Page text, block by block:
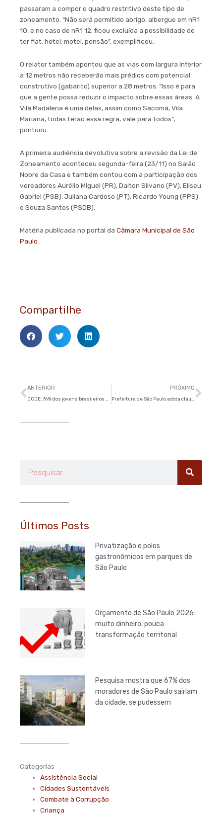
passaram a compor o quadro restritivo deste tipo de
zoneamento. “Não será permitido abrigo, albergue em nR1
10, e no caso de nR1 12, ficou excluída a possibilidade de
ter flat, hotel, motel, pensão”, exemplificou.
O relator também apontou que as vias com largura inferior
a 12 metros não receberão mais prédios com potencial
construtivo (gabarito) superior a 28 metros. “Isso é para
que a gente possa reduzir o impacto sobre essas áreas. A
Vila Madalena é uma delas, assim como Sacomã, Vila
Mariana, todas terão essa regra, vale para todos”,
pontuou.
A primeira audiência devolutiva sobre a revisão da Lei de
Zoneamento aconteceu segunda-feira (23/11) no Salão
Nobre da Casa e também contou com a participação dos
vereadores Aurélio Miguel (PR), Dalton Silvano (PV), Eliseu
Gabriel (PSB), Juliana Cardoso (PT), Ricardo Young (PPS)
e Souza Santos (PSDB).
Matéria publicada no portal da Câmara Municipal de São
Paulo
Compartilhe
Anterior
ANTERIOR PRÓXIMO
Últimos Posts
Privatização e polos
gastronômicos em parques de
São Paulo
Orçamento de São Paulo 2026:
muito dinheiro, pouca
transformação territorial
Pesquisa mostra que 67% dos
moradores de São Paulo sairiam
da cidade, se pudessem
Categorias
Assistência Social
Cidades Sustentáveis
Combate à Corrupção
Criança